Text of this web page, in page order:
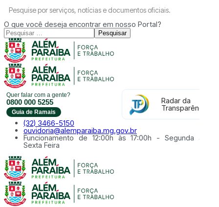
Pesquise por serviços, notícias e documentos oficiais.
O que você deseja encontrar em nosso Portal?
Pesquisar
Radar da
Transparência
Quer falar com a gente?
0800 000 5255
Guia de Ramais
(32) 3466-5150
ouvidoria@alemparaiba.mg.gov.br
Funcionamento de 12:00h às 17:00h - Segunda à
Sexta Feira